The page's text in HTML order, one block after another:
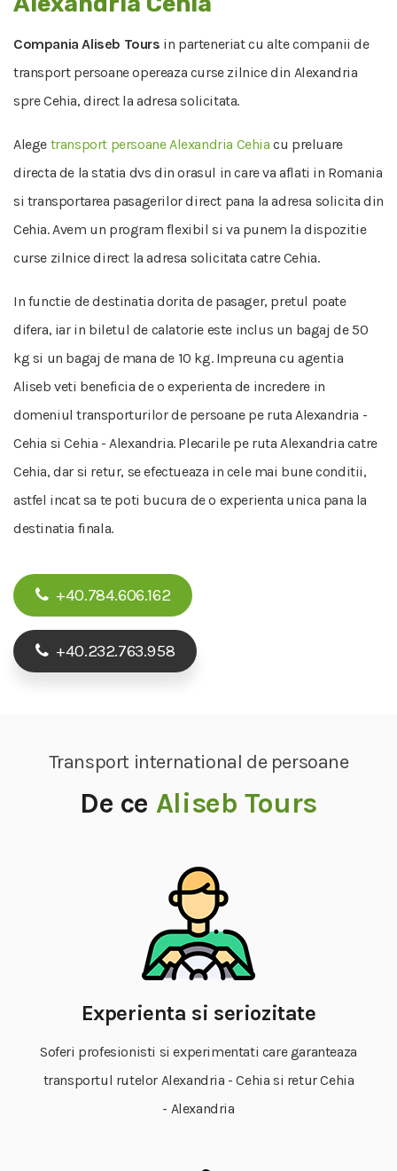
Compania Aliseb Tours in parteneriat cu alte companii de
transport persoane opereaza curse zilnice din Alexandria
spre Cehia, direct la adresa solicitata.
Alege transport persoane Alexandria Cehia cu preluare
directa de la statia dvs din orasul in care va aflati in Romania
si transportarea pasagerilor direct pana la adresa solicita din
Cehia. Avem un program flexibil si va punem la dispozitie
curse zilnice direct la adresa solicitata catre Cehia.
In functie de destinatia dorita de pasager, pretul poate
difera, iar in biletul de calatorie este inclus un bagaj de 50
kg si un bagaj de mana de 10 kg. Impreuna cu agentia
Aliseb veti beneficia de o experienta de incredere in
domeniul transporturilor de persoane pe ruta Alexandria -
Cehia si Cehia - Alexandria. Plecarile pe ruta Alexandria catre
Cehia, dar si retur, se efectueaza in cele mai bune conditii,
astfel incat sa te poti bucura de o experienta unica pana la
destinatia finala.
+40.784.606.162
+40.232.763.958
Transport international de persoane
De ce Aliseb Tours
Experienta si seriozitate
Soferi profesionisti si experimentati care garanteaza
transportul rutelor Alexandria - Cehia si retur Cehia
- Alexandria